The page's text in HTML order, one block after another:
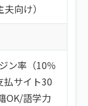
向け）
ン率（10％
払サイト30
OK/語学力